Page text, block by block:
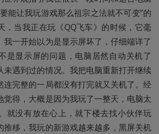
能让我玩游戏那么祖宗之法就不可变”的
，当我正在玩《QQ飞车》的时候，它毫
我一开始以为是显示屏坏了，仔细端详了
是显示屏的问题，电脑居然自动关机了
遇到过的情况。我把电脑重新打开继续
连完整的一局都没有打完就又关机了。经
觉得，大概是因为我玩了一整天，电脑太
就没有放在心上，就下楼去找小伙伴玩
推移，我玩的新游戏越来越多，黑屏关机